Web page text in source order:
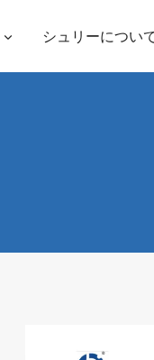
シュリーについ